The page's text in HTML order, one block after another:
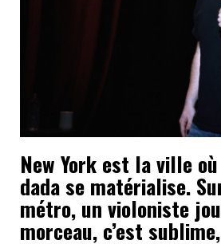
New York est la ville
dada se matérialise.
métro, un violoniste
morceau, c’est